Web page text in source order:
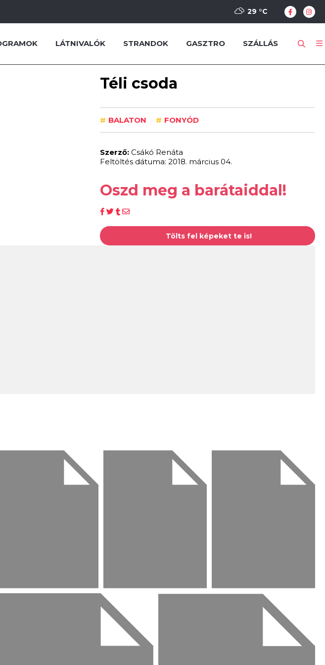
29 °C
LÁTNIVALÓK STRANDOK GASZTRO SZÁLLÁS
Téli csoda
# BALATON # FONYÓD
Szerző:Csákó Renáta
Feltöltés dátuma: 2018. március 04.
Oszd meg a barátaiddal!
Tölts fel képeket te is!